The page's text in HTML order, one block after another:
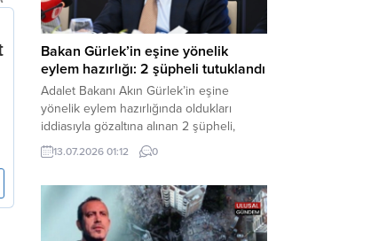
Bakan Gürlek’in eşine yönelik
eylem hazırlığı: 2 şüpheli tutuklandı
Adalet Bakanı Akın Gürlek’in eşine
yönelik eylem hazırlığında oldukları
iddiasıyla gözaltına alınan 2 şüpheli,
çıkarıldıkları mahkemece tutuklanarak
cezaevine gönderildi. Haber Merkezi –
tarafından yürütülen geniş kapsamlı
soruşturma çerçevesinde gözaltına
alınan şüphelilerin emniyetteki işlemleri
13.07.2026 01:12 0